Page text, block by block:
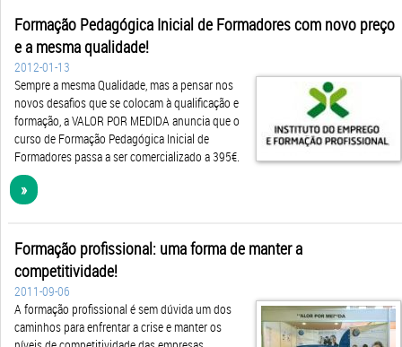
Formação Pedagógica Inicial de Formadores com novo preço
e a mesma qualidade!
2012-01-13
Sempre a mesma Qualidade, mas a pensar nos
novos desafios que se colocam à qualificação e
formação, a VALOR POR MEDIDA anuncia que o
curso de Formação Pedagógica Inicial de
Formadores passa a ser comercializado a 395€.
»
Formação profissional: uma forma de manter a
competitividade!
2011-09-06
A formação profissional é sem dúvida um dos
caminhos para enfrentar a crise e manter os
níveis de competitividade das empresas